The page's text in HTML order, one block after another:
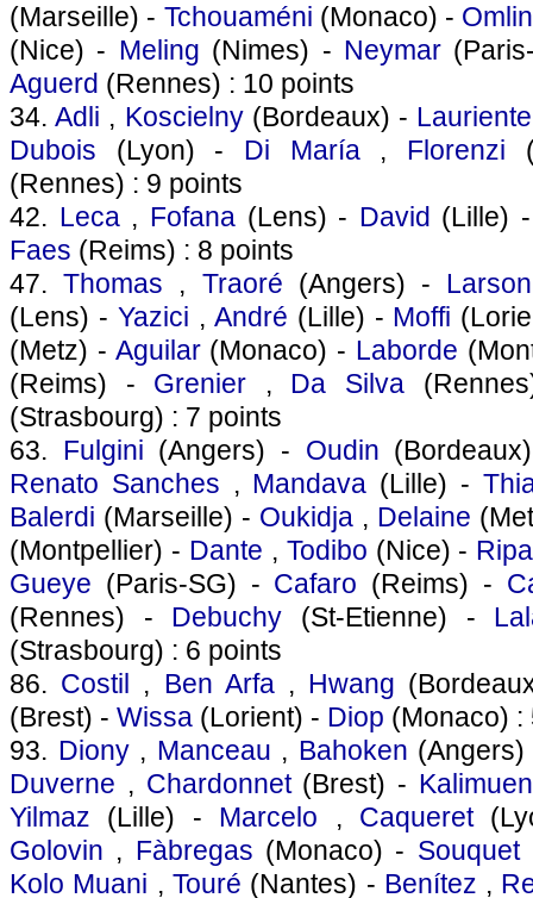
(Marseille) - Tchouaméni (Monaco) - Omlin
(Nice) - Meling (Nimes) - Neymar
Aguerd (Rennes) : 10 points
34.Adli , Koscielny(Bordeaux) - Lauriente
Dubois (Lyon) - Di María, Florenzi
(Rennes) : 9 points
42. Leca, Fofana(Lens) - David (Lille)
Faes (Reims) : 8 points
47.Thomas , Traoré (Angers) -
(Lens) - Yazici , André (Lille) - Moffi
(Metz) - Aguilar(Monaco) - Laborde
(Reims) - Grenier , Da Silva
(Strasbourg) : 7 points
63. Fulgini (Angers) - Oudin
Renato Sanches , Mandava (Lille) -
Balerdi (Marseille) - Oukidja , Delaine
(Montpellier) - Dante , Todibo (Nice) -
Gueye (Paris-SG) - Cafaro (Reims) -
(Rennes) - Debuchy (St-Etienne) -
(Strasbourg) : 6 points
86. Costil , Ben Arfa, Hwang
(Brest) - Wissa (Lorient) - Diop (Monaco) :
93. Diony, Manceau , Bahoken
Duverne , Chardonnet(Brest) -
Yilmaz (Lille) - Marcelo , Caqueret
Golovin , Fàbregas (Monaco) - Souquet
Kolo Muani , Touré (Nantes) - Benítez ,